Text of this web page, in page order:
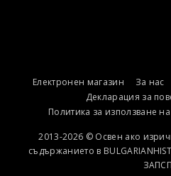
Електронен магазин За нас
Декларация за
Политика за използване
2013-2026 © Освен ако
съдържанието в